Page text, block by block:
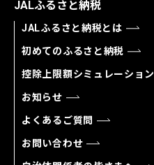
JALふるさと納税
JALふるさと納税とは
初めてのふるさと納税
控除上限額シミュレーション
お知らせ
よくあるご質問
お問い合わせ